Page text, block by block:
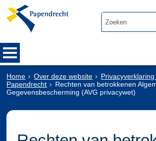
Home Over deze website
Papendrecht
Rechten van betrokkenen
Gegevensbescherming (AVG privacywet)